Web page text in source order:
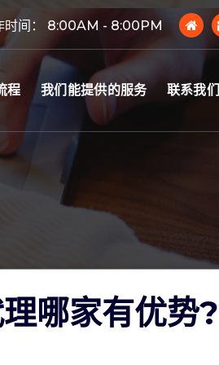
时间： 8:00AM - 8:00PM
程 我们能提供的服务 联系我们
哪家有优势?